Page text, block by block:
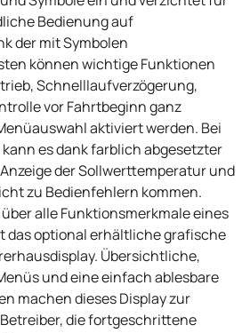
Bedienung auf
der mit Symbolen
können wichtige Funktionen
Schnelllaufverzögerung,
vor Fahrtbeginn ganz
aktiviert werden. Bei
es dank farblich abgesetzter
der Sollwerttemperatur und
zu Bedienfehlern kommen.
alle Funktionsmerkmale eines
das optional erhältliche grafische
Übersichtliche,
und eine einfach ablesbare
machen dieses Display zur
die fortgeschrittene